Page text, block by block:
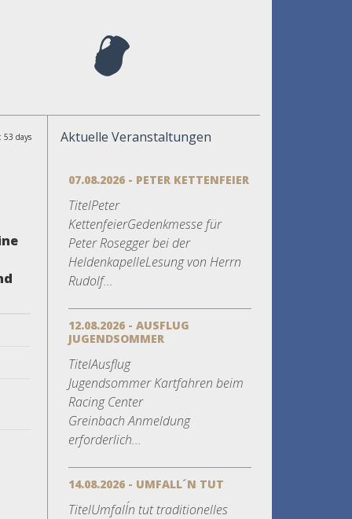
53 days Aktuelle Veranstaltungen
07.08.2026 - PETER KETTENFEIER
TitelPeter
KettenfeierGedenkmesse für
Peter Rosegger bei der
HeldenkapelleLesung von Herrn
Rudolf...
12.08.2026 - AUSFLUG
JUGENDSOMMER
TitelAusflug
Jugendsommer Kartfahren beim
Racing Center
Greinbach Anmeldung
erforderlich...
14.08.2026 - UMFALL´N TUT
TitelUmfall´n tut traditionelles